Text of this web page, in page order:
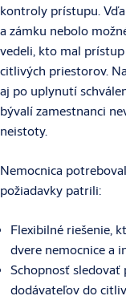
kontroly prístupu.
a zámku nebolo
vedeli, kto mal
citlivých priestorov.
aj po uplynutí
bývalí zamestnanci
neistoty.
Nemocnica
požiadavky patrili:
Flexibilné riešenie,
dvere nemocnice a
Schopnosť sledovať
dodávateľov do